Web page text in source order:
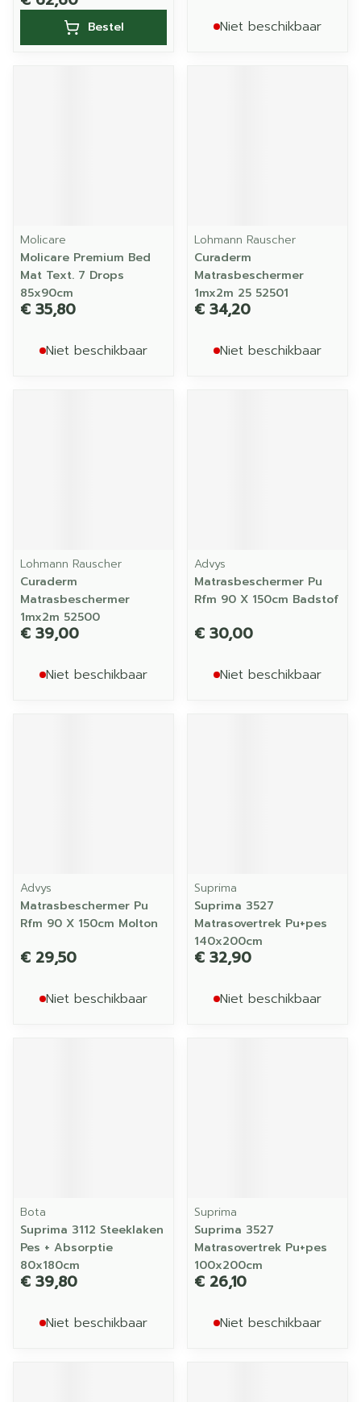
Bestel Niet beschikbaar
Molicare
Molicare Premium Bed
Mat Text. 7 Drops
85x90cm
€ 35,80
Niet beschikbaar
Lohmann Rauscher
Curaderm
Matrasbeschermer
1mx2m 25 52501
€ 34,20
Niet beschikbaar
Lohmann Rauscher
Curaderm
Matrasbeschermer
1mx2m 52500
€ 39,00
Niet beschikbaar
Advys
Matrasbeschermer Pu
Rfm 90 X 150cm Badstof
€ 30,00
Niet beschikbaar
Advys
Matrasbeschermer Pu
Rfm 90 X 150cm Molton
€ 29,50
Niet beschikbaar
Suprima
Suprima 3527
Matrasovertrek Pu+pes
140x200cm
€ 32,90
Niet beschikbaar
Bota
Suprima 3112 Steeklaken
Pes + Absorptie
80x180cm
€ 39,80
Niet beschikbaar
Suprima
Suprima 3527
Matrasovertrek Pu+pes
100x200cm
€ 26,10
Niet beschikbaar